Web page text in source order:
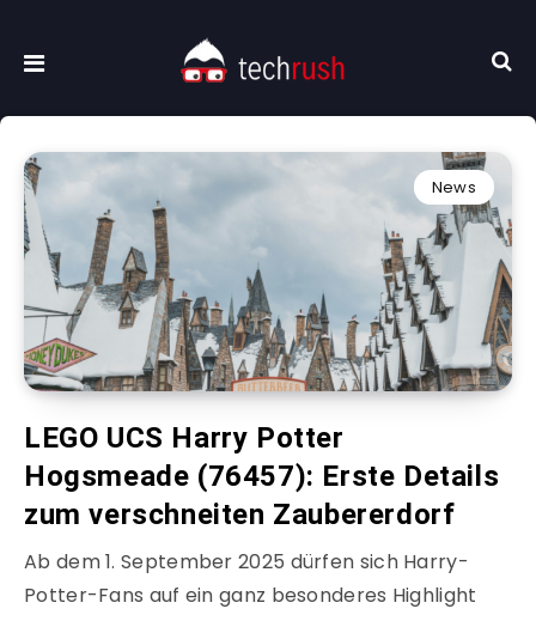
News
LEGO UCS Harry Potter
Hogsmeade (76457): Erste Details
zum verschneiten Zaubererdorf
Ab dem 1. September 2025 dürfen sich Harry-
Potter-Fans auf ein ganz besonderes Highlight